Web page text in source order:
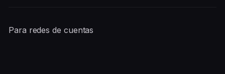
Para redes de cuentas